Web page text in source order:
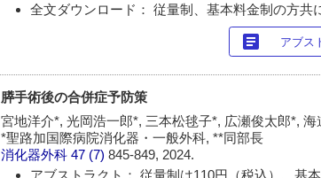
全文ダウンロード： 従量制、基本料金制の方共
article アブス
膵手術後の合併症予防策
宮地洋介*, 光岡浩一郎*, 三本松毬子*, 広瀬俊太郎*, 海
*聖路加国際病院消化器・一般外科, **同部長
消化器外科 47 (7)845-849, 2024.
アブストラクト： 従量制は110円（税込）、基